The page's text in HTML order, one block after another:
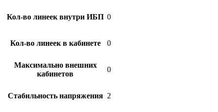
Кол-во линеек внутри ИБП 0
Кол-во линеек в кабинете 0
Максимально внешних
кабинетов
0
Стабильность напряжения 2